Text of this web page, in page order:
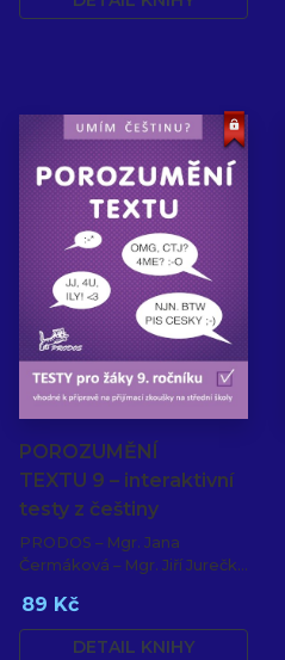
POROZUMĚNÍ
TEXTU 9 – interaktivní
testy z češtiny
PRODOS – Mgr. Jana
Čermáková – Mgr. Jiří Jurečka
89 Kč
DETAIL KNIHY